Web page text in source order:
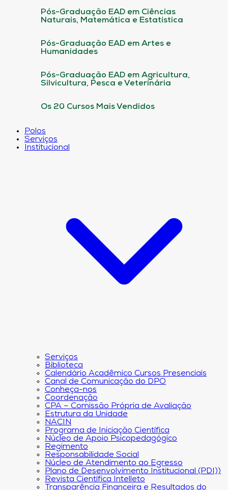
Pós-Graduação EAD em Ciências
Naturais, Matemática e Estatística
Pós-Graduação EAD em Artes e
Humanidades
Pós-Graduação EAD em Agricultura,
Silvicultura, Pesca e Veterinária
Os 20 Cursos Mais Vendidos
Polos
Serviços
Institucional
Serviços
Biblioteca
Calendário Acadêmico Cursos Presenciais
Canal de Comunicação do DPO
Conheça-nos
Coordenação
CPA – Comissão Própria de Avaliação
Estrutura da Unidade
NACIN
Programa de Iniciação Científica
Núcleo de Apoio Psicopedagógico
Regimento
Responsabilidade Social
Núcleo de Atendimento ao Egresso
Plano de Desenvolvimento Institucional (PDI))
Revista Científica Intelleto
Transparência Financeira e Resultados do